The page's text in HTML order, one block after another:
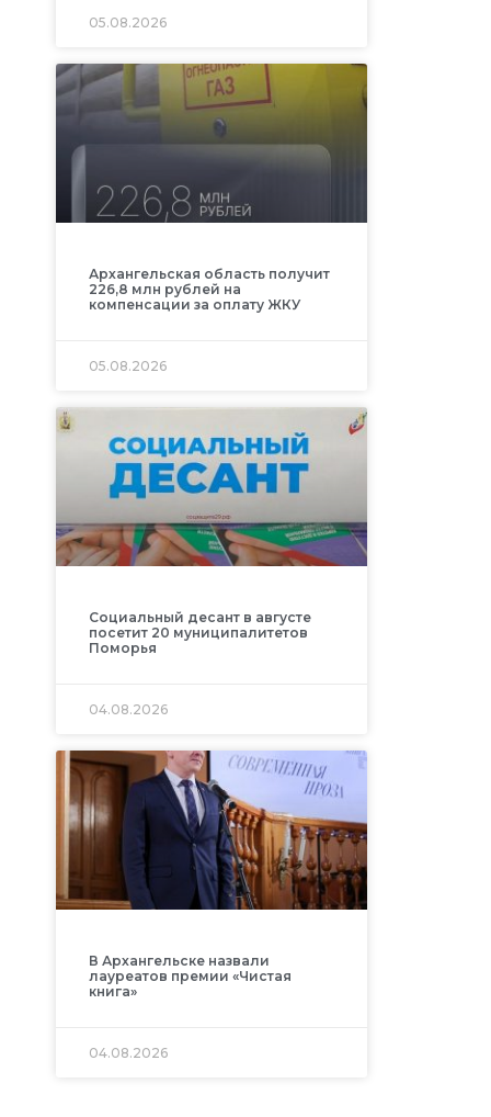
05.08.2026
Архангельская область получит
226,8 млн рублей на
компенсации за оплату ЖКУ
05.08.2026
Социальный десант в августе
посетит 20 муниципалитетов
Поморья
04.08.2026
В Архангельске назвали
лауреатов премии «Чистая
книга»
04.08.2026